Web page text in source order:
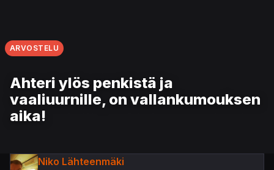
ARVOSTELU
Ahteri ylös penkistä ja
vaaliuurnille, on vallankumouksen
aika!
Niko Lähteenmäki